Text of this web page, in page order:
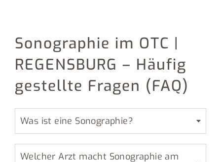
Sonographie im OTC |
REGENSBURG – Häufig
gestellte Fragen (FAQ)
Was ist eine Sonographie?
Welcher Arzt macht Sonographie am